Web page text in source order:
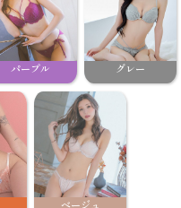
パープル グレー
ベージュ